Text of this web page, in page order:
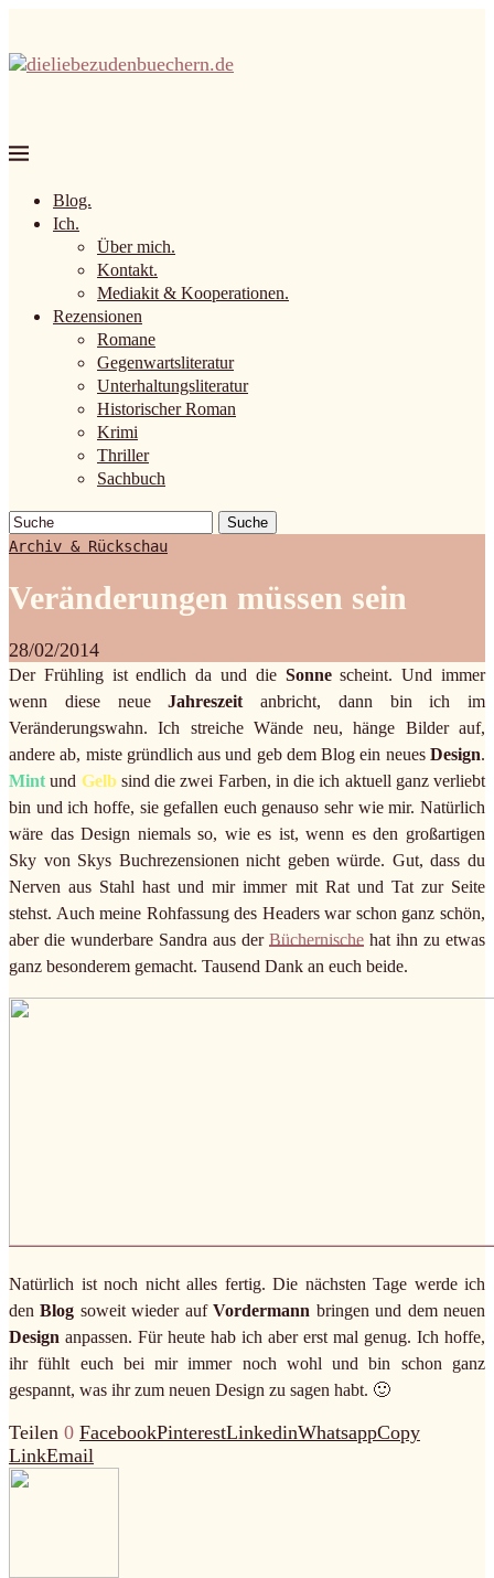
Blog.
Ich.
Über mich.
Kontakt.
Mediakit & Kooperationen.
Rezensionen
Romane
Gegenwartsliteratur
Unterhaltungsliteratur
Historischer Roman
Krimi
Thriller
Sachbuch
Suche
Archiv & Rückschau
Veränderungen müssen sein
28/02/2014
Der Frühling ist endlich da und die Sonnescheint. Und immer
wenn diese neueJahreszeit anbricht, dann bin ich im
Veränderungswahn. Ich streiche Wände neu, hänge Bilder auf,
andere ab, miste gründlich aus und geb dem Blog ein neues Design.
Mint und Gelbsind die zwei Farben, in die ich aktuell ganz verliebt
bin und ich hoffe, sie gefallen euch genauso sehr wie mir. Natürlich
wäre das Design niemals so, wie es ist, wenn es den großartigen
Sky von Skys Buchrezensionen nicht geben würde. Gut, dass du
Nerven aus Stahl hast und mir immer mit Rat und Tat zur Seite
stehst. Auch meine Rohfassung des Headers war schon ganz schön,
aber die wunderbare Sandra aus der Büchernische hat ihn zu etwas
ganz besonderem gemacht. Tausend Dank an euch beide.
Natürlich ist noch nicht alles fertig. Die nächsten Tage werde ich
denBlog soweit wieder aufVordermann bringen und dem neuen
Design anpassen. Für heute hab ich aber erst mal genug. Ich hoffe,
ihr fühlt euch bei mir immer noch wohl und bin schon ganz
gespannt, was ihr zum neuen Design zu sagen habt. 🙂
Teilen 0 FacebookPinterestLinkedinWhatsappCopy
LinkEmail